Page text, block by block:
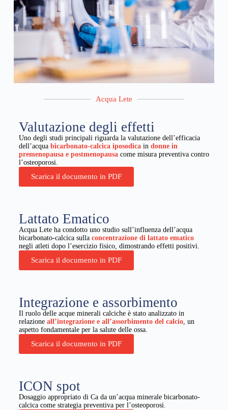
Acqua Lete
Valutazione degli effetti
Uno degli studi principali riguarda la valutazione dell’efficacia
dell’acqua bicarbonato-calcica iposodicain donne in
premenopausa e postmenopausacome misura preventiva contro
l’osteoporosi.
Scarica il documento in PDF
Lattato Ematico
Acqua Lete ha condotto uno studio sull’influenza dell’acqua
bicarbonato-calcica sulla concentrazione di lattato ematico
negli atleti dopo l’esercizio fisico, dimostrando effetti positivi.
Scarica il documento in PDF
Integrazione e assorbimento
Il ruolo delle acque minerali calciche è stato analizzato in
relazione all’integrazione e all’assorbimento del calcio, un
aspetto fondamentale per la salute delle ossa.
Scarica il documento in PDF
ICON spot
Dosaggio appropriato di Ca da un’acqua minerale bicarbonato-
calcica come strategia preventiva per l’osteoporosi.